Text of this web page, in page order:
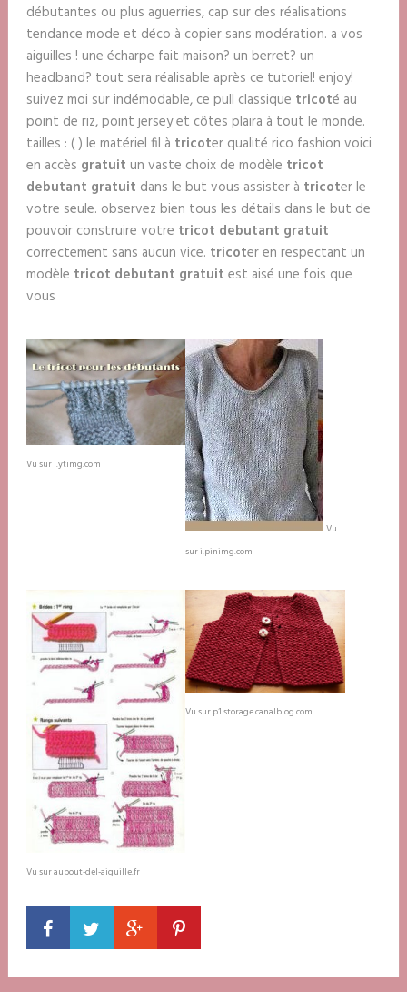
débutantes ou plus aguerries, cap sur des réalisations
tendance mode et déco à copier sans modération. a vos
aiguilles ! une écharpe fait maison? un berret? un
headband? tout sera réalisable après ce tutoriel! enjoy!
suivez moi sur indémodable, ce pull classique tricoté au
point de riz, point jersey et côtes plaira à tout le monde.
tailles : ( ) le matériel fil à tricoter qualité rico fashion voici
en accès gratuit un vaste choix de modèle tricot
debutant gratuit dans le but vous assister à tricoter le
votre seule. observez bien tous les détails dans le but de
pouvoir construire votre tricot debutant gratuit
correctement sans aucun vice. tricoter en respectant un
modèle tricot debutant gratuit est aisé une fois que
vous
Vu sur i.ytimg.com
Vu
sur i.pinimg.com
Vu sur aubout-del-aiguille.fr
Vu sur p1.storage.canalblog.com